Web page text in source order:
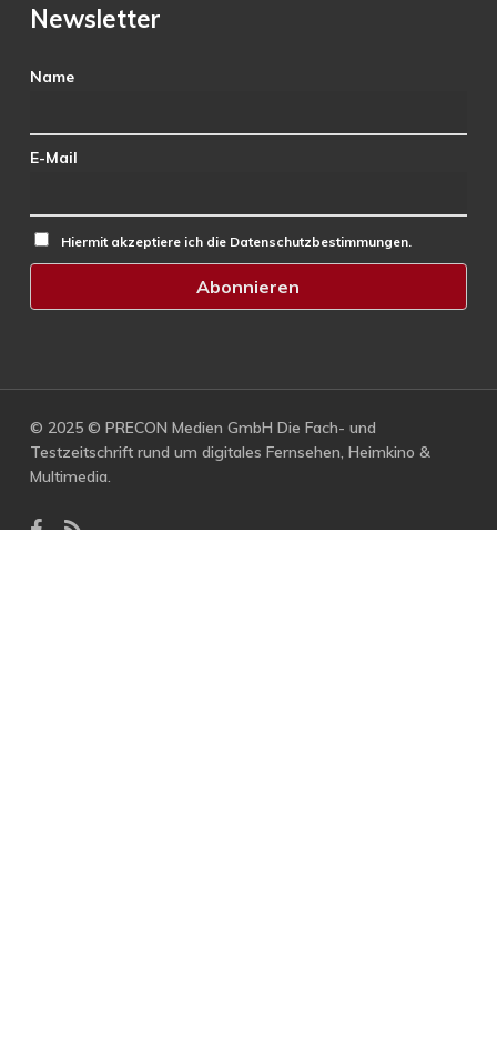
Newsletter
Name
E-Mail
Hiermit akzeptiere ich die Datenschutzbestimmungen.
© 2025 © PRECON Medien GmbH Die Fach- und
Testzeitschrift rund um digitales Fernsehen, Heimkino &
Multimedia.
facebook
RSS